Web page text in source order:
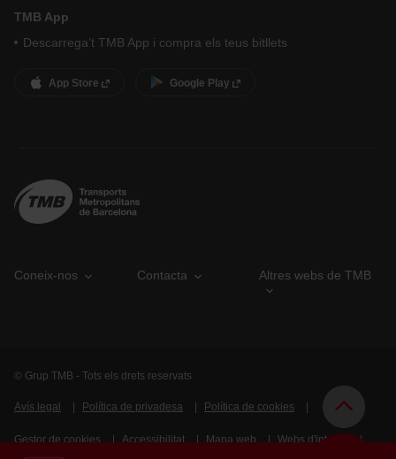
TMB App
Descarrega’t TMB App i compra els teus bitllets
App Store Google Play
Coneix-nos Contacta Altres webs de TMB
© Grup TMB - Tots els drets reservats
Avís legal Política de privadesa Política de cookies
Gestor de cookies Accessibilitat Mapa web Webs d'interès